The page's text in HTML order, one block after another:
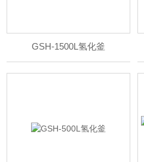
GSH-1500L氢化釜